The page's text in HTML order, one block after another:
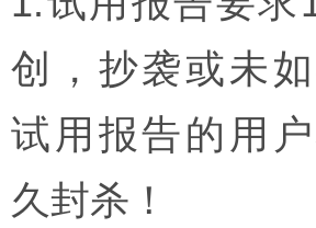
创，抄袭或未
试用报告的用
久封杀！